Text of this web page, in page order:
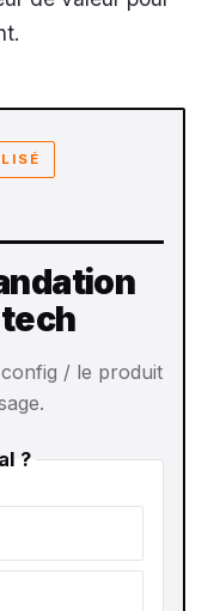
/ le produit
?